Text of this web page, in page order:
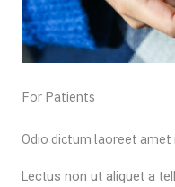
For Patients
Odio dictum laoreet
Lectus non ut aliquet a